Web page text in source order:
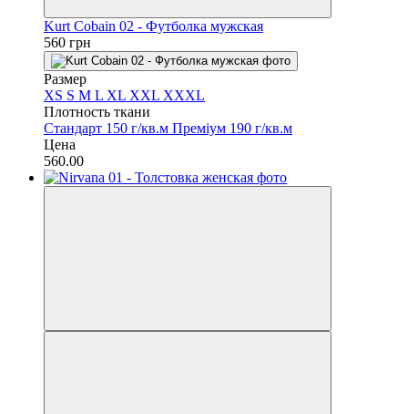
Kurt Cobain 02 - Футболка мужская
560 грн
Размер
XS S M L XL XXL XXXL
Плотность ткани
Стандарт 150 г/кв.м Преміум 190 г/кв.м
Цена
560.00